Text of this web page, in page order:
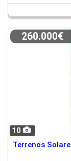
10
260.000€
Terrenos